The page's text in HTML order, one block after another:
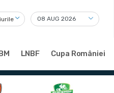
LNBF Cupa României